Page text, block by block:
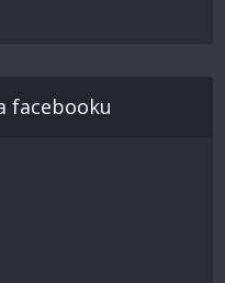
facebooku